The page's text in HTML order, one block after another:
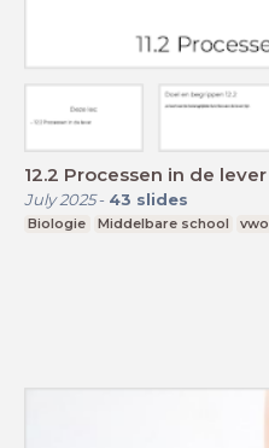
12.2 Processen in de lever
July 2025- 43 slides
Biologie Middelbare school vwo